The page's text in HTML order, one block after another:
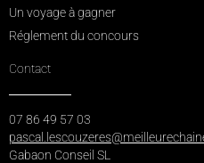
Un voyage à gagner
Réglement du concours
Contact
07 86 49 57 03
Gabaon Conseil SL